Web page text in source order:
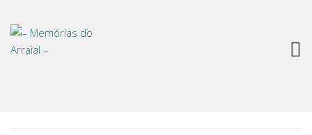
Tag: medo